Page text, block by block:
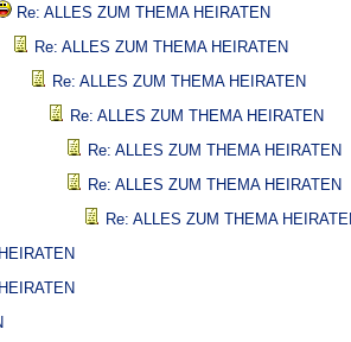
Re: ALLES ZUM THEMA HEIRATEN
Re: ALLES ZUM THEMA HEIRATEN
Re: ALLES ZUM THEMA HEIRATEN
Re: ALLES ZUM THEMA HEIRATEN
Re: ALLES ZUM THEMA HEIRATEN
Re: ALLES ZUM THEMA HEIRATEN
Re: ALLES ZUM THEMA